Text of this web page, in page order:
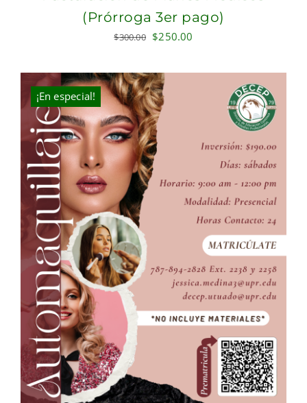
(Prórroga 3er pago)
$300.00 Original
was:
$300.00.
$250.00
is:
$250.00.
¡En especial!